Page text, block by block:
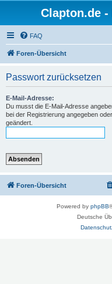
Clapton.de
FAQ
Foren-Übersicht
Passwort zurücksetzen
E-Mail-Adresse:
Du musst die E-Mail-Adresse
bei der Registrierung angegeben
geändert.
Foren-Übersicht
Powered by phpBB
Deutsche